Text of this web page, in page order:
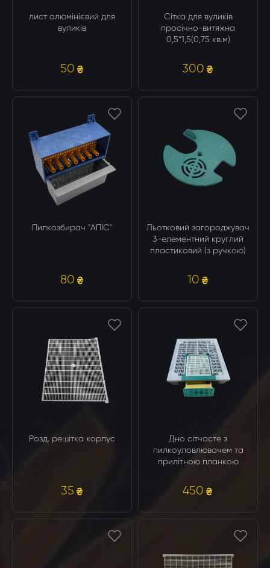
лист алюмінієвий для
вуликів
50
Сітка для вуликів
просічно-витяжна
0,5*1,5(0,75 кв.м)
300
Пилкозбирач "АПІС"
80
Льотковий загороджувач
3-елементний круглий
пластиковий (з ручкою)
10
Розд. решітка корпус
35
Дно сітчасте з
пилкоуловлювачем та
прилітною планкою
450